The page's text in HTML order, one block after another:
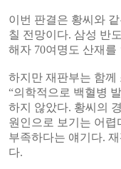
이번 판결은 황씨와
칠 전망이다. 삼성 반
해자 70여명도 산재
하지만 재판부는 함께
“의학적으로 백혈병
하지 않았다. 황씨의
원인으로 보기는 어
부족하다는 얘기다.
다.